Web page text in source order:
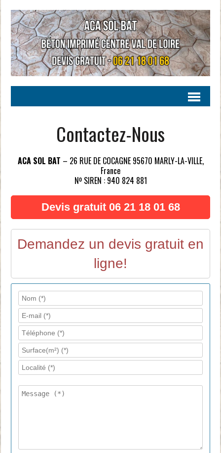
Contactez-Nous
ACA SOL BAT – 26 RUE DE COCAGNE 95670 MARLY-LA-VILLE,
France
Nº SIREN : 940 824 881
Devis gratuit 06 21 18 01 68
Demandez un devis gratuit en
ligne!
e
z